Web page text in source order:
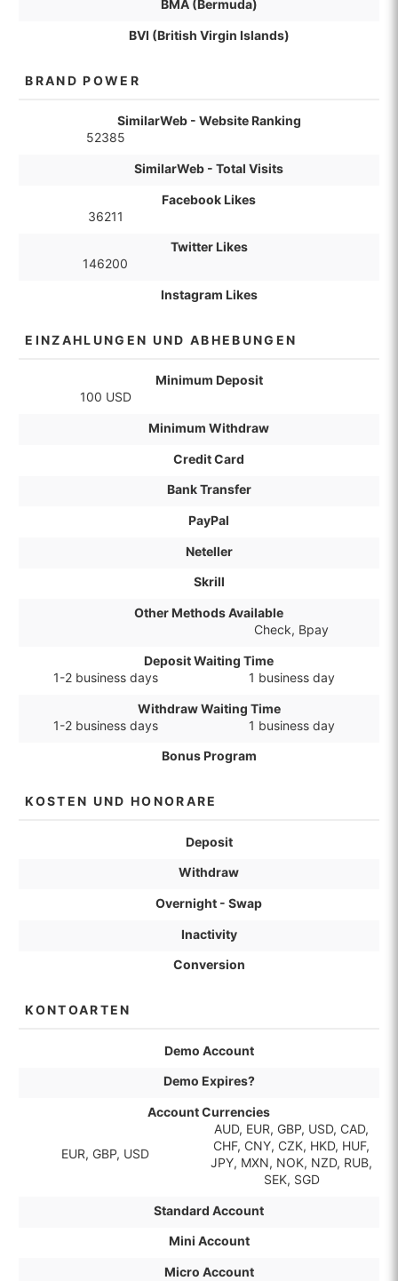
BMA (Bermuda)
BVI (British Virgin Islands)
BRAND POWER
SimilarWeb - Website Ranking
52385
SimilarWeb - Total Visits
Facebook Likes
36211
Twitter Likes
146200
Instagram Likes
EINZAHLUNGEN UND ABHEBUNGEN
Minimum Deposit
100 USD
Minimum Withdraw
Credit Card
Bank Transfer
PayPal
Neteller
Skrill
Other Methods Available
Check, Bpay
Deposit Waiting Time
1-2 business days
1 business day
Withdraw Waiting Time
1-2 business days
1 business day
Bonus Program
KOSTEN UND HONORARE
Deposit
Withdraw
Overnight - Swap
Inactivity
Conversion
KONTOARTEN
Demo Account
Demo Expires?
Account Currencies
EUR, GBP, USD
AUD, EUR, GBP, USD, CAD,
CHF, CNY, CZK, HKD, HUF,
JPY, MXN, NOK, NZD, RUB,
SEK, SGD
Standard Account
Mini Account
Micro Account